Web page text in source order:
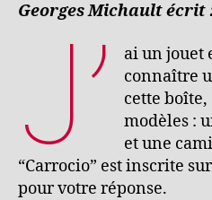
Georges Michault écrit
J’
ai un jouet
connaître
cette
modèles :
et une
“Carrocio” est inscrite
pour votre réponse.